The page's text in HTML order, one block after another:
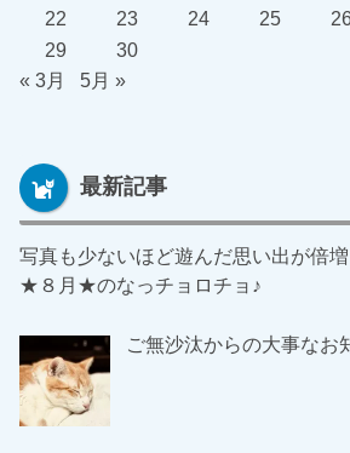
22
23 24 25
29
30
« 3月
5月 »
最新記事
写真も少ないほど遊んだ思い出が倍
★８月★のなっチョロチョ♪
ご無沙汰からの大事なお